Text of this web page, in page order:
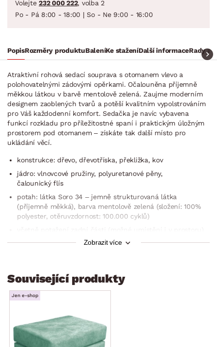
Volejte 232 000 222, volba 2
Po - Pá 8:00 - 18:00 | So - Ne 9:00 - 16:00
PopisRozměry produktuBaleníKe staženíDalší informaceRady a
Atraktivní rohová sedací souprava s otomanem vlevo a
polohovatelnými zádovými opěrkami. Očalouněna příjemně
měkkou látkou v barvě mentolově zelená. Zaujme moderním
designem zaoblených tvarů a potěší kvalitním vypolstrováním
pro Váš každodenní komfort. Sedačka je navíc vybavena
funkcí rozkladu pro příležitostné spaní i praktickým úložným
prostorem pod otomanem – získáte tak další místo pro
ukládání věcí.
konstrukce: dřevo, dřevotříska, překližka, kov
jádro: vlnovcové pružiny, polyuretanové pěny,
čalounický flís
potah: látka Soro 34 – jemně strukturovaná látka
(příjemně měkká), barva mentolově zelená (složení: 100%
polyester, otěruvzdornost: 100.000 cyklů)
členitá optika sedací/opěrné části
pravá boční područka (zaoblený tvar, měkce vypolstrovaná)
sedák: středně měkký, prostorný
oblasti
5 x široká opěrka zad v horní části opěráku –
s polohovatelnou funkcí (nastavení libovolné polohy –
Zobrazit více
Související produkty
Jen e-shop